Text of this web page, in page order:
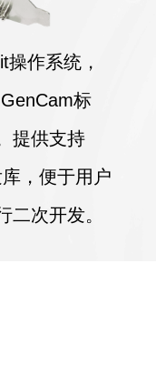
作系统，
Cam标
提供支持
，便于用户
二次开发。